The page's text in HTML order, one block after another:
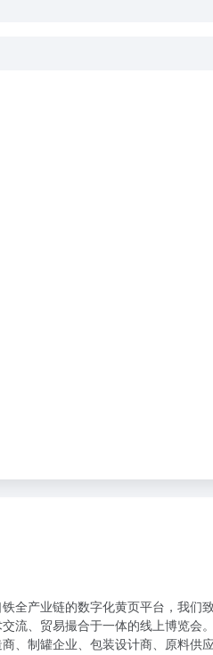
全产业链的数字化黄页平台，我们
流、贸易撮合于一体的线上博览会
、制罐企业、包装设计商、原料供